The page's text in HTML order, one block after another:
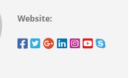
Website: